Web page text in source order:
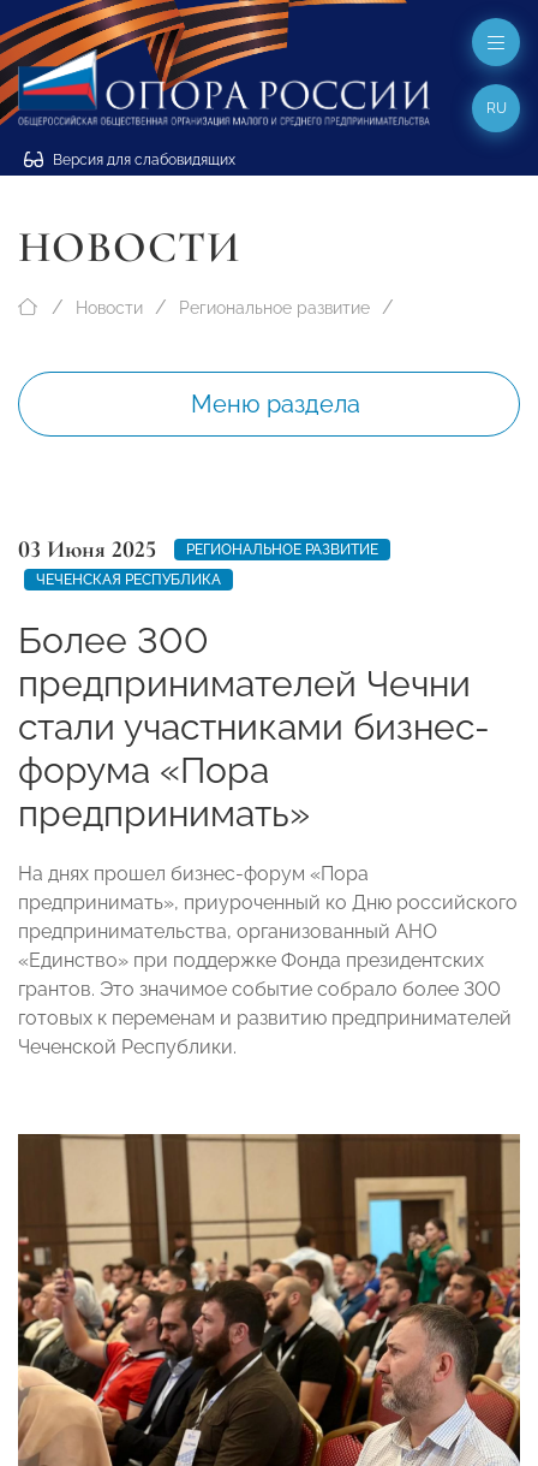
Версия для слабовидящих
RU
НОВОСТИ
Новости Региональное развитие
Меню раздела
03 Июня 2025
РЕГИОНАЛЬНОЕ РАЗВИТИЕ
ЧЕЧЕНСКАЯ РЕСПУБЛИКА
Более 300
предпринимателей Чечни
стали участниками бизнес-
форума «Пора
предпринимать»
На днях прошел бизнес-форум «Пора
предпринимать», приуроченный ко Дню российского
предпринимательства, организованный АНО
«Единство» при поддержке Фонда президентских
грантов. Это значимое событие собрало более 300
готовых к переменам и развитию предпринимателей
Чеченской Республики.